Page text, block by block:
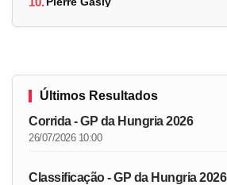
Últimos Resultados
Corrida - GP da Hungria 2026
26/07/2026 10:00
Classificação - GP da Hungria 2026